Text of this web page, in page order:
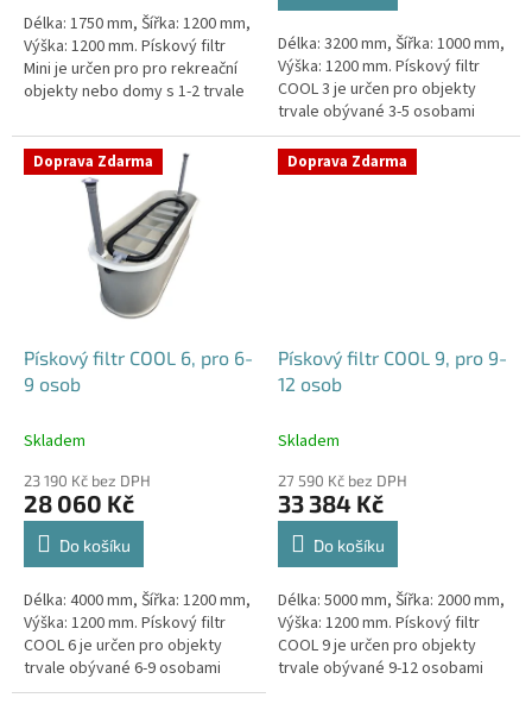
hvězdiček.
Délka: 1750 mm, Šířka: 1200 mm,
Výška: 1200 mm. Pískový filtr
Mini je určen pro pro rekreační
objekty nebo domy s 1-2 trvale
Délka: 3200 mm, Šířka: 1000 mm,
Výška: 1200 mm. Pískový filtr
COOL 3 je určen pro objekty
trvale obývané 3-5 osobami
Český výrobek!
Doprava Zdarma
Pískový filtr COOL 6, pro 6-
9 osob
Skladem
23 190 Kč bez DPH
28 060 Kč
Do košíku
Délka: 4000 mm, Šířka: 1200 mm,
Výška: 1200 mm. Pískový filtr
COOL 6 je určen pro objekty
trvale obývané 6-9 osobami
Český výrobek!
Doprava Zdarma
Pískový filtr COOL 9, pro 9-
12 osob
Skladem
27 590 Kč bez DPH
33 384 Kč
Do košíku
Délka: 5000 mm, Šířka: 2000 mm,
Výška: 1200 mm. Pískový filtr
COOL 9 je určen pro objekty
trvale obývané 9-12 osobami